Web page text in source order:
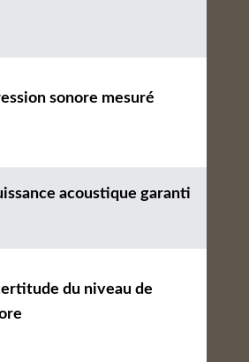
sonore mesuré
acoustique garanti
du niveau de